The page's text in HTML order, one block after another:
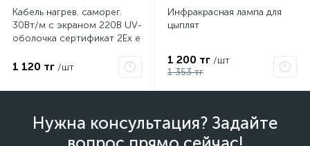
Кабель нагрев. саморег.
30Вт/м с экраном 220В UV-
оболочка сертификат 2Ex e
PHC-30
1 120 тг /шт
Инфракрасная лампа для
цыплят
1 200 тг /шт
1 353 тг
Нужна консультация? Задайте